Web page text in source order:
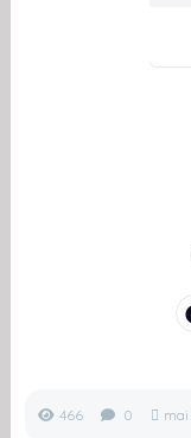
466 0 mai